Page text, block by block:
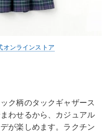
オンラインストア
ク柄のタックギャザース
わせるから、カジュアル
が楽しめます。ラクチン